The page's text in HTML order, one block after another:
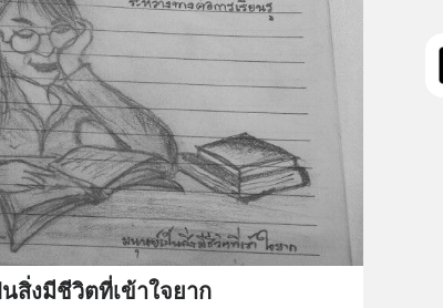
สิ่งมีชีวิตที่เข้าใจยาก